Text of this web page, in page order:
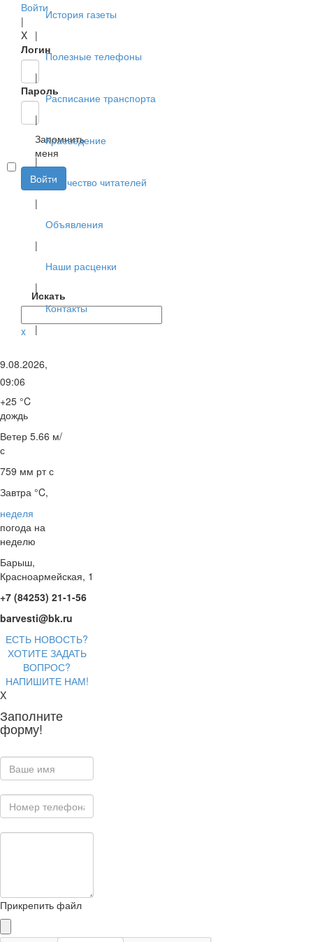
Войти
|
X
Логин
Пароль
Запомнить
меня
Войти
Искать
x
История газеты
|
Полезные телефоны
|
Расписание транспорта
|
Краеведение
|
Творчество читателей
|
Объявления
|
Наши расценки
|
Контакты
|
9.08.2026,
09:06
+25 °C
дождь
Ветер 5.66 м/
с
759 мм рт с
Завтра °C,
неделя
погода на
неделю
Барыш,
Красноармейская, 1
+7 (84253) 21-1-56
barvesti@bk.ru
ЕСТЬ НОВОСТЬ?
ХОТИТЕ ЗАДАТЬ
ВОПРОС?
НАПИШИТЕ НАМ!
X
Заполните
форму!
Прикрепить файл